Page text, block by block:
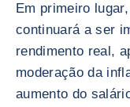
Em primeiro
continuará a ser
rendimento real,
moderação da
aumento do